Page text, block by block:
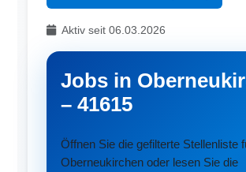
Aktiv seit 06.03.2026
Jobs in
– 41615
Öffnen Sie die gefilterte Stellenliste
Oberneukirchen oder lesen Sie die